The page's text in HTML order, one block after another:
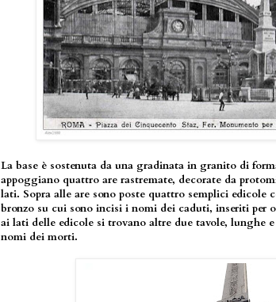
La base è sostenuta da una gradinata in granito di
appoggiano quattro are rastremate, decorate da
lati. Sopra alle are sono poste quattro semplici edicole
bronzo su cui sono incisi i nomi dei caduti, inseriti per
ai lati delle edicole si trovano altre due tavole, lunghe
nomi dei morti.